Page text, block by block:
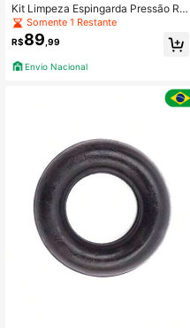
Kit Limpeza Espingarda Pressão Ro
ssi Cbc Gamo 4.5mm E 5.5mm
Somente 1 Restante
R$89 ,99
Envio Nacional